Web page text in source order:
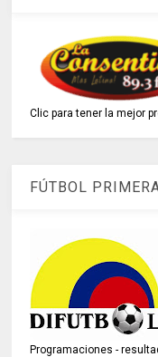
Clic para tener la mejor
FÚTBOL
Programaciones -